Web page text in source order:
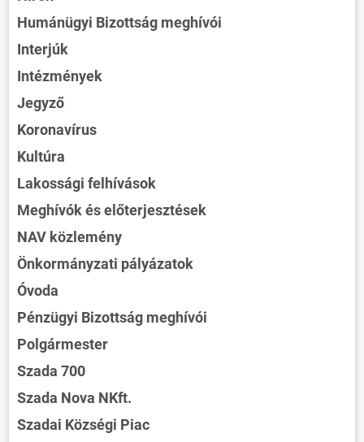
Humánügyi Bizottság meghívói
Interjúk
Intézmények
Jegyző
Koronavírus
Kultúra
Lakossági felhívások
Meghívók és előterjesztések
NAV közlemény
Önkormányzati pályázatok
Óvoda
Pénzügyi Bizottság meghívói
Polgármester
Szada 700
Szada Nova NKft.
Szadai Községi Piac